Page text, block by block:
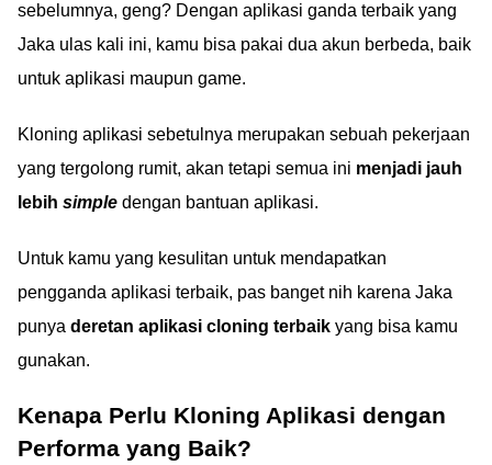
sebelumnya, geng? Dengan aplikasi ganda terbaik yang
Jaka ulas kali ini, kamu bisa pakai dua akun berbeda, baik
untuk aplikasi maupun game.
Kloning aplikasi sebetulnya merupakan sebuah pekerjaan
yang tergolong rumit, akan tetapi semua ini menjadi jauh
lebih simple dengan bantuan aplikasi.
Untuk kamu yang kesulitan untuk mendapatkan
pengganda aplikasi terbaik, pas banget nih karena Jaka
punya deretan aplikasi cloning terbaik yang bisa kamu
gunakan.
Kenapa Perlu Kloning Aplikasi dengan
Performa yang Baik?